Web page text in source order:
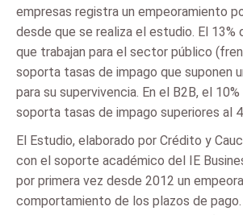
empresas registra un empeoramiento
desde que se realiza el estudio. El 13%
que trabajan para el sector público
soporta tasas de impago que suponen
para su supervivencia. En el B2B, el
soporta tasas de impago superiores al
El Estudio, elaborado por Crédito y
con el soporte académico del IE
por primera vez desde 2012 un
comportamiento de los plazos de